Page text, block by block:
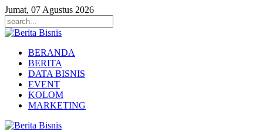
Jumat, 07 Agustus 2026
BERANDA
BERITA
DATA BISNIS
EVENT
KOLOM
MARKETING